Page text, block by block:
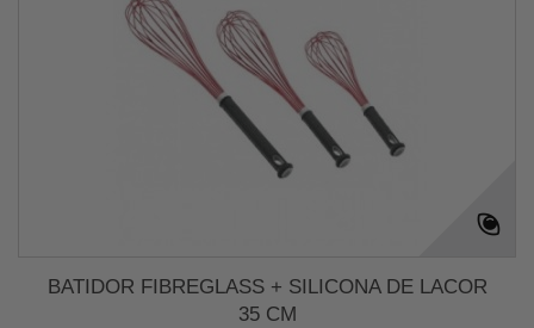
BATIDOR FIBREGLASS + SILICONA DE LACOR
35 CM